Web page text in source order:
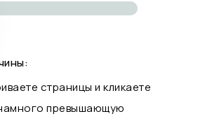
страницы и кликаете
превышающую